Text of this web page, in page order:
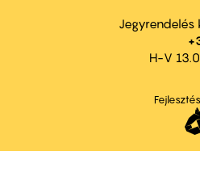
Jegyrendelés
H-V